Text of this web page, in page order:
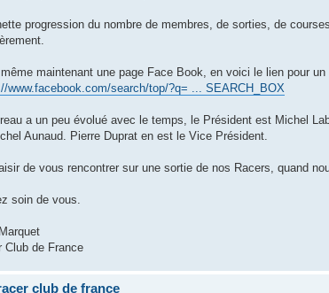
progression du nombre de membres, de sorties, de
maintenant une page Face Book, en voici le lien pour un
www.facebook.com/search/top/?q= ... SEARCH_BOX
a un peu évolué avec le temps, le Président est Michel
Aunaud. Pierre Duprat en est le Vice Président.
de vous rencontrer sur une sortie de nos Racers, quand
soin de vous.
Club de France
club de france